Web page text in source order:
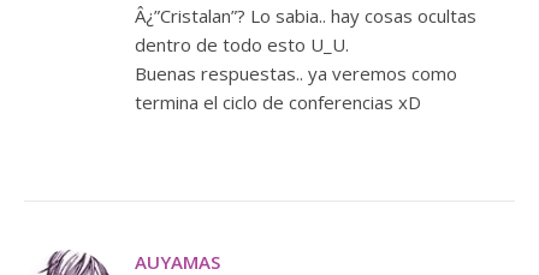
Â¿”Cristalan”? Lo sabia.. hay cosas ocultas
dentro de todo esto U_U.
Buenas respuestas.. ya veremos como
termina el ciclo de conferencias xD
AUYAMAS